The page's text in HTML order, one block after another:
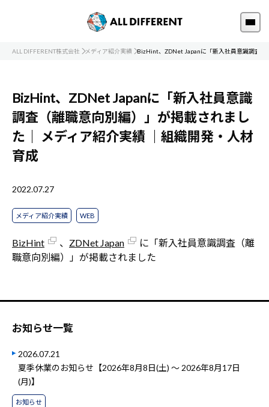
ALL DIFFERENT株式会社 メディア紹介実績 BizHint、ZDNet Japanに「新入社員意識調査（
BizHint、ZDNet Japanに「新入社員意識
調査（離職意向別編）」が掲載されまし
た｜ メディア紹介実績
｜組織開発・人材
育成
2022.07.27
メディア紹介実績 WEB
BizHint 、 ZDNet Japan
に「新入社員意識調査（離
職意向別編）」が掲載されました
お知らせ一覧
2026.07.21
夏季休業のお知らせ【2026年8月8日(土) ～ 2026年8月17日
(月)】
お知らせ